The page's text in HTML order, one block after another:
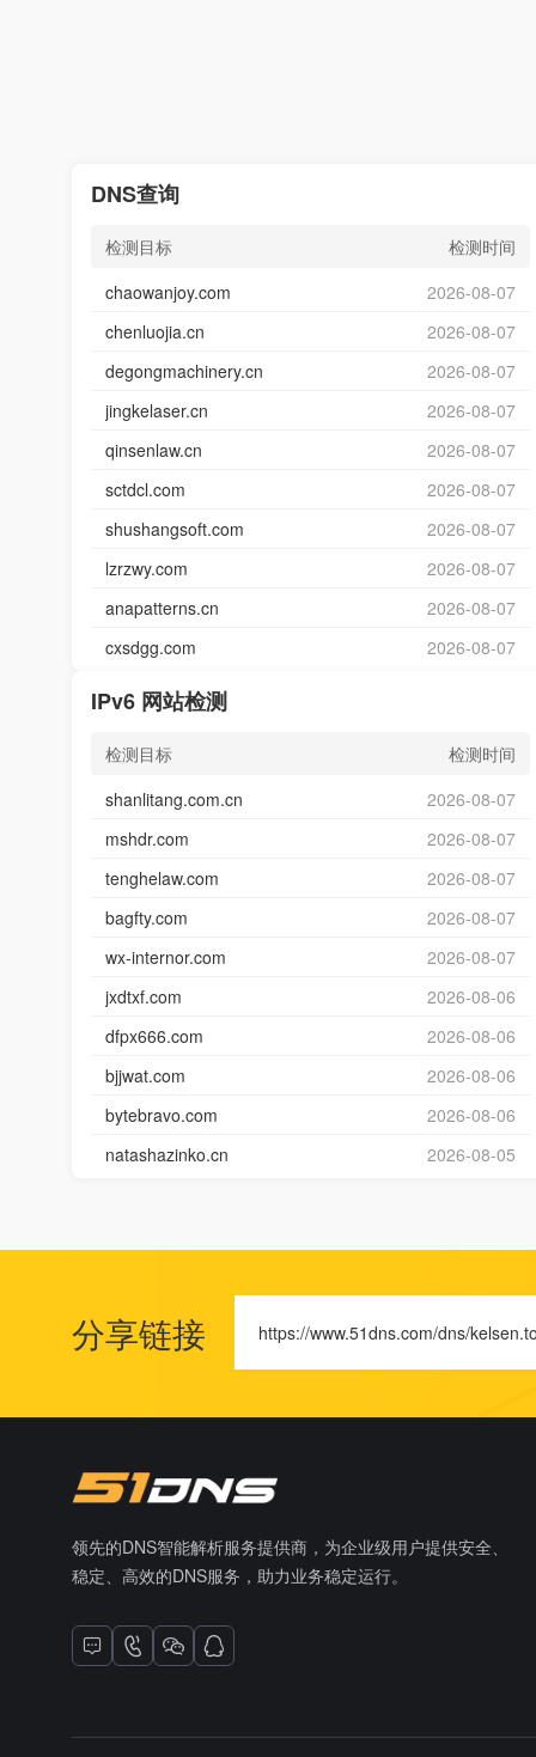
DNS查询
检测目标
检测时间
chaowanjoy.com
2026-08-07
chenluojia.cn
2026-08-07
degongmachinery.cn
2026-08-07
jingkelaser.cn
2026-08-07
qinsenlaw.cn
2026-08-07
sctdcl.com
2026-08-07
shushangsoft.com
2026-08-07
lzrzwy.com
2026-08-07
anapatterns.cn
2026-08-07
cxsdgg.com
2026-08-07
IPv6 网站检测
检测目标
检测时间
shanlitang.com.cn
2026-08-07
mshdr.com
2026-08-07
tenghelaw.com
2026-08-07
bagfty.com
2026-08-07
wx-internor.com
2026-08-07
jxdtxf.com
2026-08-06
dfpx666.com
2026-08-06
bjjwat.com
2026-08-06
bytebravo.com
2026-08-06
natashazinko.cn
2026-08-05
分享链接 https://www.51dns.com/dns/
领先的DNS智能解析服务提供商，为企业级用户提供安全、
稳定、高效的DNS服务，助力业务稳定运行。